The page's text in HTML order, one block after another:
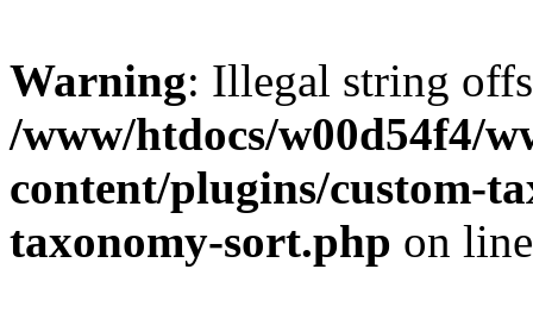
Warning: Illegal string
/www/htdocs/w00d54f4/
content/plugins/custom-
taxonomy-sort.php on